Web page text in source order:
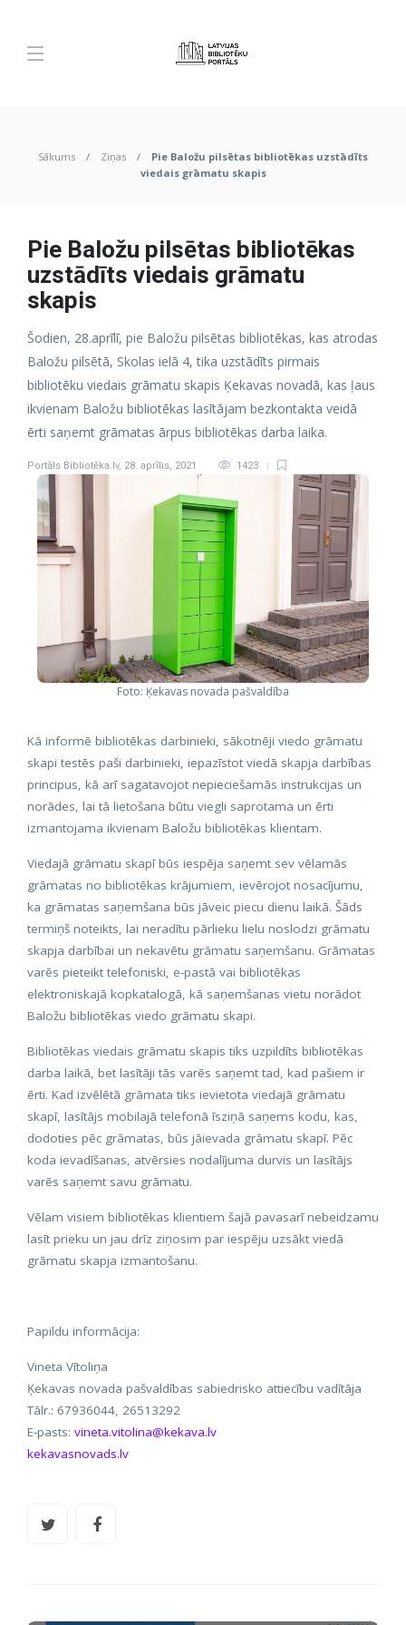
Sākums Ziņas
Pie Baložu pilsētas bibliotēkas uzstādīts
viedais grāmatu skapis
Pie Baložu pilsētas bibliotēkas
uzstādīts viedais grāmatu
skapis
Šodien, 28.aprīlī, pie Baložu pilsētas bibliotēkas, kas atrodas
Baložu pilsētā, Skolas ielā 4, tika uzstādīts pirmais
bibliotēku viedais grāmatu skapis Ķekavas novadā, kas ļaus
ikvienam Baložu bibliotēkas lasītājam bezkontakta veidā
ērti saņemt grāmatas ārpus bibliotēkas darba laika.
Portāls Bibliotēka.lv, 28. aprīlis, 2021 1423
Foto: Ķekavas novada pašvaldība
Kā informē bibliotēkas darbinieki, sākotnēji viedo grāmatu
skapi testēs paši darbinieki, iepazīstot viedā skapja darbības
principus, kā arī sagatavojot nepieciešamās instrukcijas un
norādes, lai tā lietošana būtu viegli saprotama un ērti
izmantojama ikvienam Baložu bibliotēkas klientam.
Viedajā grāmatu skapī būs iespēja saņemt sev vēlamās
grāmatas no bibliotēkas krājumiem, ievērojot nosacījumu,
ka grāmatas saņemšana būs jāveic piecu dienu laikā. Šāds
termiņš noteikts, lai neradītu pārlieku lielu noslodzi grāmatu
skapja darbībai un nekavētu grāmatu saņemšanu. Grāmatas
varēs pieteikt telefoniski, e-pastā vai bibliotēkas
elektroniskajā kopkatalogā, kā saņemšanas vietu norādot
Baložu bibliotēkas viedo grāmatu skapi.
Bibliotēkas viedais grāmatu skapis tiks uzpildīts bibliotēkas
darba laikā, bet lasītāji tās varēs saņemt tad, kad pašiem ir
ērti. Kad izvēlētā grāmata tiks ievietota viedajā grāmatu
skapī, lasītājs mobilajā telefonā īsziņā saņems kodu, kas,
dodoties pēc grāmatas, būs jāievada grāmatu skapī. Pēc
koda ievadīšanas, atvērsies nodalījuma durvis un lasītājs
varēs saņemt savu grāmatu.
Vēlam visiem bibliotēkas klientiem šajā pavasarī nebeidzamu
lasīt prieku un jau drīz ziņosim par iespēju uzsākt viedā
grāmatu skapja izmantošanu.
Papildu informācija:
Vineta Vītoliņa
Ķekavas novada pašvaldības sabiedrisko attiecību vadītāja
Tālr.: 67936044, 26513292
E-pasts: vineta.vitolina@kekava.lv
kekavasnovads.lv